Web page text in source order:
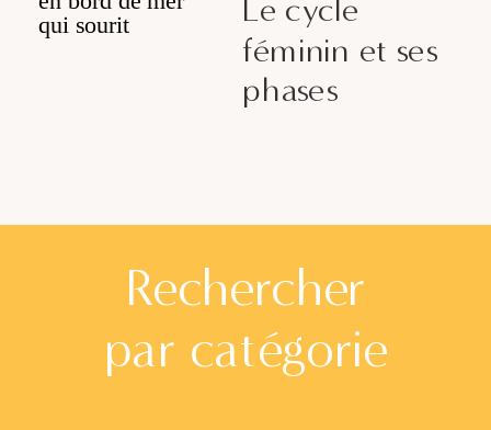
Le cycle
féminin et ses
phases
Rechercher
par catégorie